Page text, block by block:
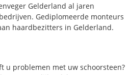
Gelderland al jaren
Gediplomeerde monteurs
haardbezitters in Gelderland.
u problemen met uw schoorsteen?